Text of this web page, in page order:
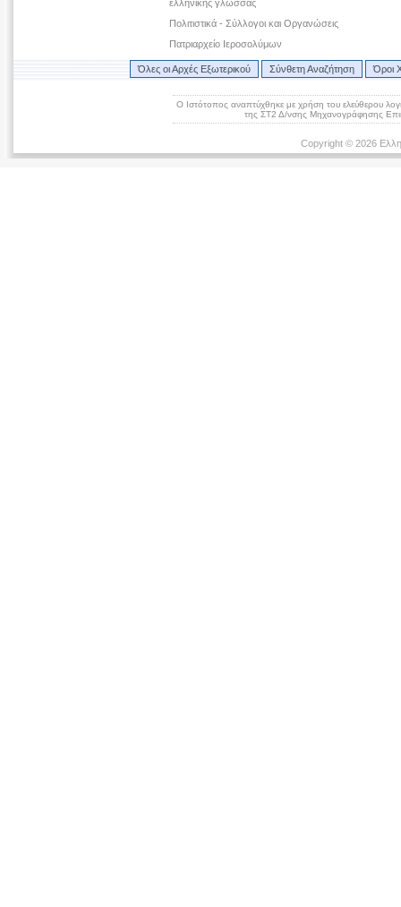
ελληνικής γλώσσας
Πολιτιστικά - Σύλλογοι και Οργανώσεις
Πατριαρχείο Ιεροσολύμων
Όλες οι Αρχές Εξωτερικού Σύνθετη Αναζήτηση Όροι
Ο Ιστότοπος αναπτύχθηκε με χρήση του ελεύθερου
της ΣΤ2 Δ/νσης Μηχανογράφησης
Copyright © 2026